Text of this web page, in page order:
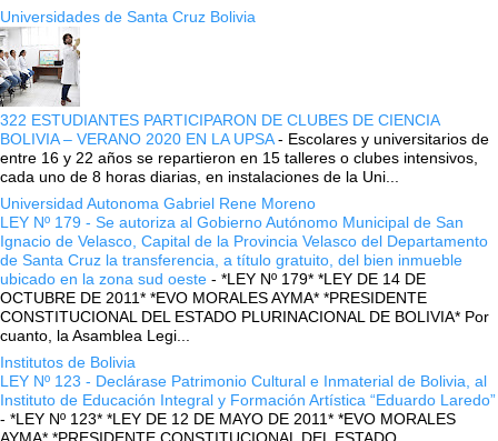
Universidades de Santa Cruz Bolivia
322 ESTUDIANTES PARTICIPARON DE CLUBES DE CIENCIA
BOLIVIA – VERANO 2020 EN LA UPSA- Escolares y universitarios de
entre 16 y 22 años se repartieron en 15 talleres o clubes intensivos,
cada uno de 8 horas diarias, en instalaciones de la Uni...
Universidad Autonoma Gabriel Rene Moreno
LEY Nº 179 - Se autoriza al Gobierno Autónomo Municipal de San
Ignacio de Velasco, Capital de la Provincia Velasco del Departamento
de Santa Cruz la transferencia, a título gratuito, del bien inmueble
ubicado en la zona sud oeste - *LEY Nº 179* *LEY DE 14 DE
OCTUBRE DE 2011* *EVO MORALES AYMA* *PRESIDENTE
CONSTITUCIONAL DEL ESTADO PLURINACIONAL DE BOLIVIA* Por
cuanto, la Asamblea Legi...
Institutos de Bolivia
LEY Nº 123 - Declárase Patrimonio Cultural e Inmaterial de Bolivia, al
Instituto de Educación Integral y Formación Artística “Eduardo Laredo”
- *LEY Nº 123* *LEY DE 12 DE MAYO DE 2011* *EVO MORALES